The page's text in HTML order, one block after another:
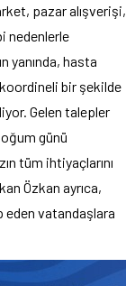
pazar alışverişi,
nedenlerle
yanında, hasta
bir şekilde
Gelen talepler
günü
tüm ihtiyaçlarını
Özkan ayrıca,
eden vatandaşlara